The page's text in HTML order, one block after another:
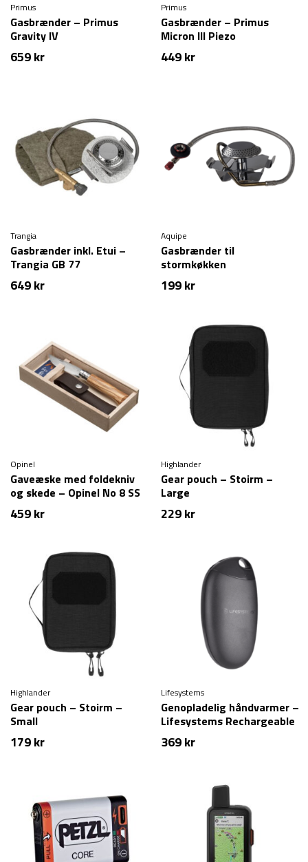
Primus
Gasbrænder – Primus
Gravity IV
659kr
Primus
Gasbrænder – Primus
Micron III Piezo
449kr
Trangia
Gasbrænder inkl. Etui –
Trangia GB 77
649kr
Aquipe
Gasbrænder til
stormkøkken
199kr
Opinel
Gaveæske med foldekniv
og skede – Opinel No 8 SS
– 8,5 cm – Classic
459kr
Highlander
Gear pouch – Stoirm –
Large
229kr
Highlander
Gear pouch – Stoirm –
Small
179kr
Lifesystems
Genopladelig håndvarmer –
Lifesystems Rechargeable
Hand Warmer
369kr